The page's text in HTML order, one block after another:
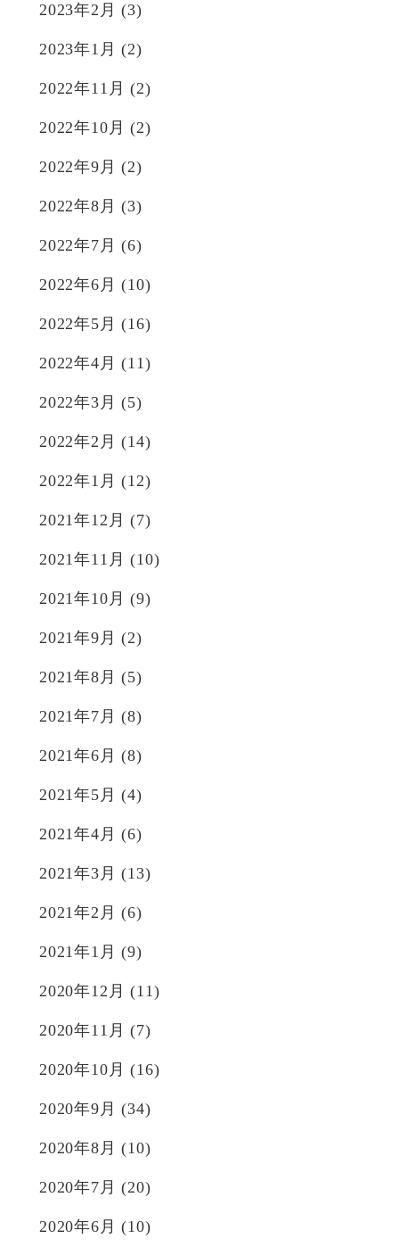
2023年2月 (3)
2023年1月 (2)
2022年11月 (2)
2022年10月 (2)
2022年9月 (2)
2022年8月 (3)
2022年7月 (6)
2022年6月 (10)
2022年5月 (16)
2022年4月 (11)
2022年3月 (5)
2022年2月 (14)
2022年1月 (12)
2021年12月 (7)
2021年11月 (10)
2021年10月 (9)
2021年9月 (2)
2021年8月 (5)
2021年7月 (8)
2021年6月 (8)
2021年5月 (4)
2021年4月 (6)
2021年3月 (13)
2021年2月 (6)
2021年1月 (9)
2020年12月 (11)
2020年11月 (7)
2020年10月 (16)
2020年9月 (34)
2020年8月 (10)
2020年7月 (20)
2020年6月 (10)